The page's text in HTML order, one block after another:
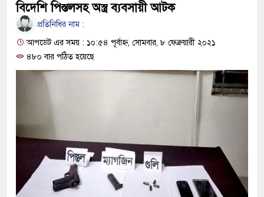
উদ্ধার
মিরপুর মডেল থানার
মাদক কারবারি গ্রেফতার
থানা পুলিশ
যেকোনো সময় বেনজীরের
বিদেশি পিস্তলসহ অস্ত্র ব্যবসায়ী আটক
প্রতিনিধির নাম :
আপডেট এর সময় : ১০:৫৪ পূর্বাহ্ন, সোমবার, ৮ ফেব্রুয়ারী ২০২১
৪৮০ বার পঠিত হয়েছে